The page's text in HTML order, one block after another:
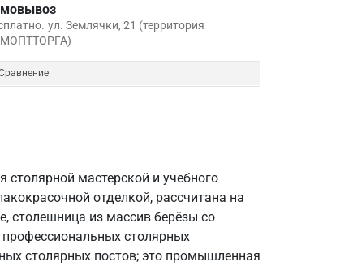
ул. Землячки, 21 (территория
мастерской и учебного
отделкой, рассчитана на
столешница из массив берёзы со
профессиональных столярных
столярных постов; это промышленная